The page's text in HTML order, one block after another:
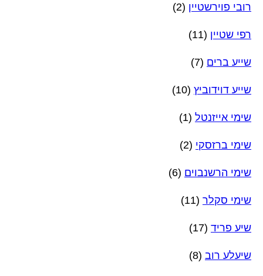
רובי פוירשטיין (2)
רפי שטיין (11)
שייע ברים (7)
שייע דוידוביץ (10)
שימי אייזנטל (1)
שימי ברזסקי (2)
שימי הרשנבוים (6)
שימי סקלר (11)
שיע פריד (17)
שיעלע רוב (8)